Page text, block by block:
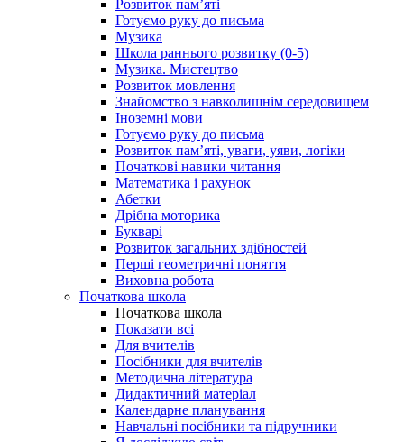
Розвиток пам’яті
Готуємо руку до письма
Музика
Школа раннього розвитку (0-5)
Музика. Мистецтво
Розвиток мовлення
Знайомство з навколишнім середовищем
Іноземні мови
Готуємо руку до письма
Розвиток пам’яті, уваги, уяви, логіки
Початкові навики читання
Математика і рахунок
Абетки
Дрібна моторика
Букварі
Розвиток загальних здібностей
Перші геометричні поняття
Виховна робота
Початкова школа
Початкова школа
Показати всі
Для вчителів
Посібники для вчителів
Методична література
Дидактичний матеріал
Календарне планування
Навчальні посібники та підручники